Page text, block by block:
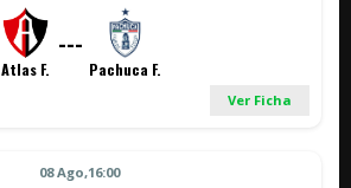
Atlas F.
---
Pachuca F.
Ver Ficha
08 Ago,16:00